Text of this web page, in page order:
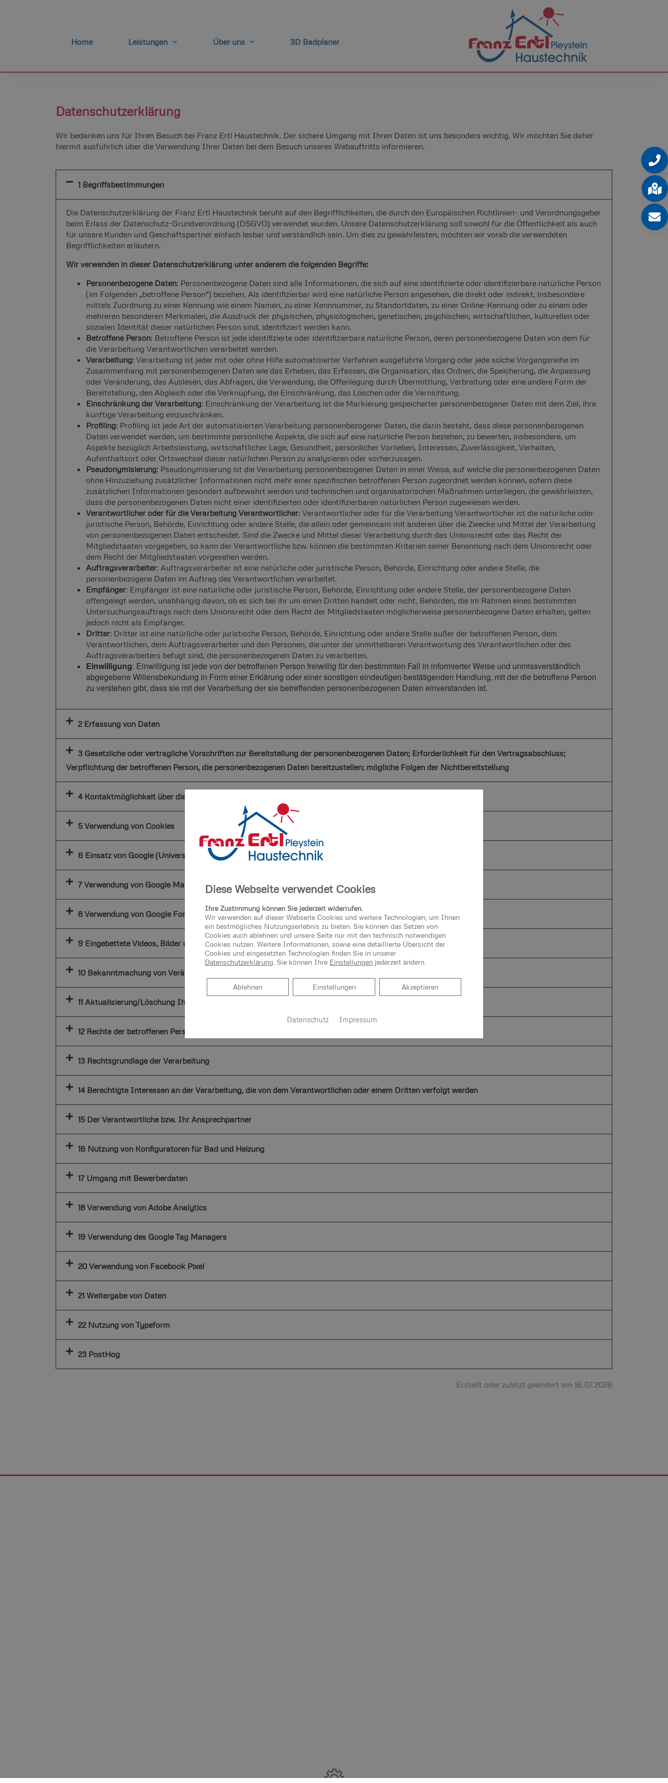
Home Leistungen Über uns 3D Badplaner
Datenschutzerklärung
Wir bedanken uns für Ihren Besuch bei Franz Ertl Haustechnik. Der sichere Umgang mit Ihren Daten ist uns besonders wichtig. Wir möchten Sie daher
hiermit ausführlich über die Verwendung Ihrer Daten bei dem Besuch unseres Webauftritts informieren.
1 Begriffsbestimmungen
Die Datenschutzerklärung der Franz Ertl Haustechnik beruht auf den Begrifflichkeiten, die durch den Europäischen Richtlinien- und Verordnungsgeber
beim Erlass der Datenschutz-Grundverordnung (DSGVO) verwendet wurden. Unsere Datenschutzerklärung soll sowohl für die Öffentlichkeit als auch
für unsere Kunden und Geschäftspartner einfach lesbar und verständlich sein. Um dies zu gewährleisten, möchten wir vorab die verwendeten
Begrifflichkeiten erläutern.
Wir verwenden in dieser Datenschutzerklärung unter anderem die folgenden Begriffe:
Personenbezogene Daten: Personenbezogene Daten sind alle Informationen, die sich auf eine identifizierte oder identifizierbare natürliche Person
(im Folgenden „betroffene Person“) beziehen. Als identifizierbar wird eine natürliche Person angesehen, die direkt oder indirekt, insbesondere
mittels Zuordnung zu einer Kennung wie einem Namen, zu einer Kennnummer, zu Standortdaten, zu einer Online-Kennung oder zu einem oder
mehreren besonderen Merkmalen, die Ausdruck der physischen, physiologischen, genetischen, psychischen, wirtschaftlichen, kulturellen oder
sozialen Identität dieser natürlichen Person sind, identifiziert werden kann.
Betroffene Person: Betroffene Person ist jede identifizierte oder identifizierbare natürliche Person, deren personenbezogene Daten von dem für
die Verarbeitung Verantwortlichen verarbeitet werden.
Verarbeitung: Verarbeitung ist jeder mit oder ohne Hilfe automatisierter Verfahren ausgeführte Vorgang oder jede solche Vorgangsreihe im
Zusammenhang mit personenbezogenen Daten wie das Erheben, das Erfassen, die Organisation, das Ordnen, die Speicherung, die Anpassung
oder Veränderung, das Auslesen, das Abfragen, die Verwendung, die Offenlegung durch Übermittlung, Verbreitung oder eine andere Form der
Bereitstellung, den Abgleich oder die Verknüpfung, die Einschränkung, das Löschen oder die Vernichtung.
Einschränkung der Verarbeitung: Einschränkung der Verarbeitung ist die Markierung gespeicherter personenbezogener Daten mit dem Ziel, ihre
künftige Verarbeitung einzuschränken.
Profiling: Profiling ist jede Art der automatisierten Verarbeitung personenbezogener Daten, die darin besteht, dass diese personenbezogenen
Daten verwendet werden, um bestimmte persönliche Aspekte, die sich auf eine natürliche Person beziehen, zu bewerten, insbesondere, um
Aspekte bezüglich Arbeitsleistung, wirtschaftlicher Lage, Gesundheit, persönlicher Vorlieben, Interessen, Zuverlässigkeit, Verhalten,
Aufenthaltsort oder Ortswechsel dieser natürlichen Person zu analysieren oder vorherzusagen.
Pseudonymisierung: Pseudonymisierung ist die Verarbeitung personenbezogener Daten in einer Weise, auf welche die personenbezogenen Daten
ohne Hinzuziehung zusätzlicher Informationen nicht mehr einer spezifischen betroffenen Person zugeordnet werden können, sofern diese
zusätzlichen Informationen gesondert aufbewahrt werden und technischen und organisatorischen Maßnahmen unterliegen, die gewährleisten,
dass die personenbezogenen Daten nicht einer identifizierten oder identifizierbaren natürlichen Person zugewiesen werden.
Verantwortlicher oder für die Verarbeitung Verantwortlicher: Verantwortlicher oder für die Verarbeitung Verantwortlicher ist die natürliche oder
juristische Person, Behörde, Einrichtung oder andere Stelle, die allein oder gemeinsam mit anderen über die Zwecke und Mittel der Verarbeitung
von personenbezogenen Daten entscheidet. Sind die Zwecke und Mittel dieser Verarbeitung durch das Unionsrecht oder das Recht der
Mitgliedstaaten vorgegeben, so kann der Verantwortliche bzw. können die bestimmten Kriterien seiner Benennung nach dem Unionsrecht oder
dem Recht der Mitgliedstaaten vorgesehen werden.
Auftragsverarbeiter: Auftragsverarbeiter ist eine natürliche oder juristische Person, Behörde, Einrichtung oder andere Stelle, die
personenbezogene Daten im Auftrag des Verantwortlichen verarbeitet.
Empfänger: Empfänger ist eine natürliche oder juristische Person, Behörde, Einrichtung oder andere Stelle, der personenbezogene Daten
offengelegt werden, unabhängig davon, ob es sich bei ihr um einen Dritten handelt oder nicht. Behörden, die im Rahmen eines bestimmten
Untersuchungsauftrags nach dem Unionsrecht oder dem Recht der Mitgliedstaaten möglicherweise personenbezogene Daten erhalten, gelten
jedoch nicht als Empfänger.
Dritter: Dritter ist eine natürliche oder juristische Person, Behörde, Einrichtung oder andere Stelle außer der betroffenen Person, dem
Verantwortlichen, dem Auftragsverarbeiter und den Personen, die unter der unmittelbaren Verantwortung des Verantwortlichen oder des
Auftragsverarbeiters befugt sind, die personenbezogenen Daten zu verarbeiten.
Einwilligung: Einwilligung ist jede von der betroffenen Person freiwillig für den bestimmten Fall in informierter Weise und unmissverständlich
abgegebene Willensbekundung in Form einer Erklärung oder einer sonstigen eindeutigen bestätigenden Handlung, mit der die betroffene Person
zu verstehen gibt, dass sie mit der Verarbeitung der sie betreffenden personenbezogenen Daten einverstanden ist.
2 Erfassung von Daten
3 Gesetzliche oder vertragliche Vorschriften zur Bereitstellung der personenbezogenen Daten; Erforderlichkeit für den Vertragsabschluss;
Verpflichtung der betroffenen Person, die personenbezogenen Daten bereitzustellen; mögliche Folgen der Nichtbereitstellung
4 Kontaktmöglichkeit über die Internetseite
5 Verwendung von Cookies
6 Einsatz von Google (Universal) Analytics zur Webanalyse
7 Verwendung von Google Maps
8 Verwendung von Google Fonts
9 Eingebettete Videos, Bilder und Links zu externen Internetseiten
10 Bekanntmachung von Veränderungen
11 Aktualisierung/Löschung Ihrer persönlichen Daten
12 Rechte der betroffenen Personen
13 Rechtsgrundlage der Verarbeitung
14 Berechtigte Interessen an der Verarbeitung, die von dem Verantwortlichen oder einem Dritten verfolgt werden
15 Der Verantwortliche bzw. Ihr Ansprechpartner
16 Nutzung von Konfiguratoren für Bad und Heizung
17 Umgang mit Bewerberdaten
18 Verwendung von Adobe Analytics
19 Verwendung des Google Tag Managers
20 Verwendung von Facebook Pixel
21 Weitergabe von Daten
22 Nutzung von Typeform
23 PostHog
Erstellt oder zuletzt geändert am 16.07.2026
Diese Webseite verwendet Cookies
Ihre Zustimmung können Sie jederzeit widerrufen.
Wir verwenden auf dieser Webseite Cookies und weitere Technologien, um Ihnen
ein bestmögliches Nutzungserlebnis zu bieten. Sie können das Setzen von
Cookies auch ablehnen und unsere Seite nur mit den technisch notwendigen
Cookies nutzen. Weitere Informationen, sowie eine detaillierte Übersicht der
Cookies und eingesetzten Technologien finden Sie in unserer
Datenschutzerklärung . Sie können Ihre Einstellungen jederzeit ändern.
Akzeptieren
Einstellungen
Ablehnen
Ablehnen
Datenschutz Impressum